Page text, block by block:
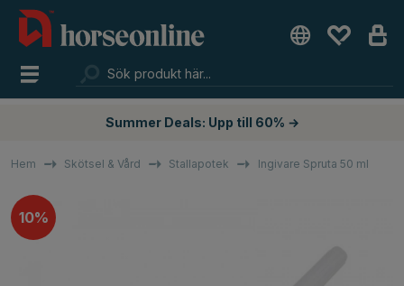
Summer Deals: Upp till 60% →
Hem Skötsel & Vård Stallapotek Ingivare Spruta 50 ml
10